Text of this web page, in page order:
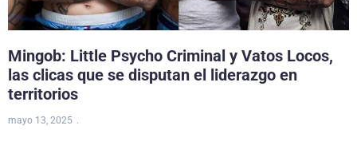
Mingob: Little Psycho Criminal y Vatos Locos,
las clicas que se disputan el liderazgo en
territorios
mayo 13, 2025